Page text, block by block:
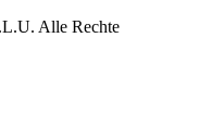
Alle Rechte